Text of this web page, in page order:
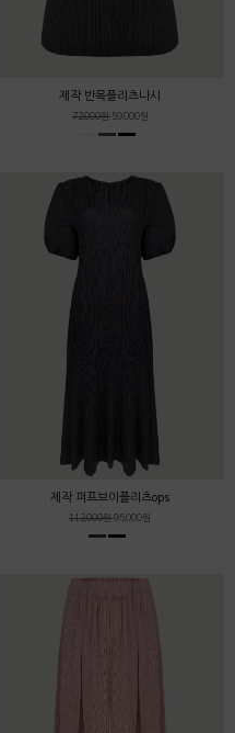
제작 반목플리츠나시
72,000원59,000원
제작 퍼프브이플리츠ops
112,000원95,000원